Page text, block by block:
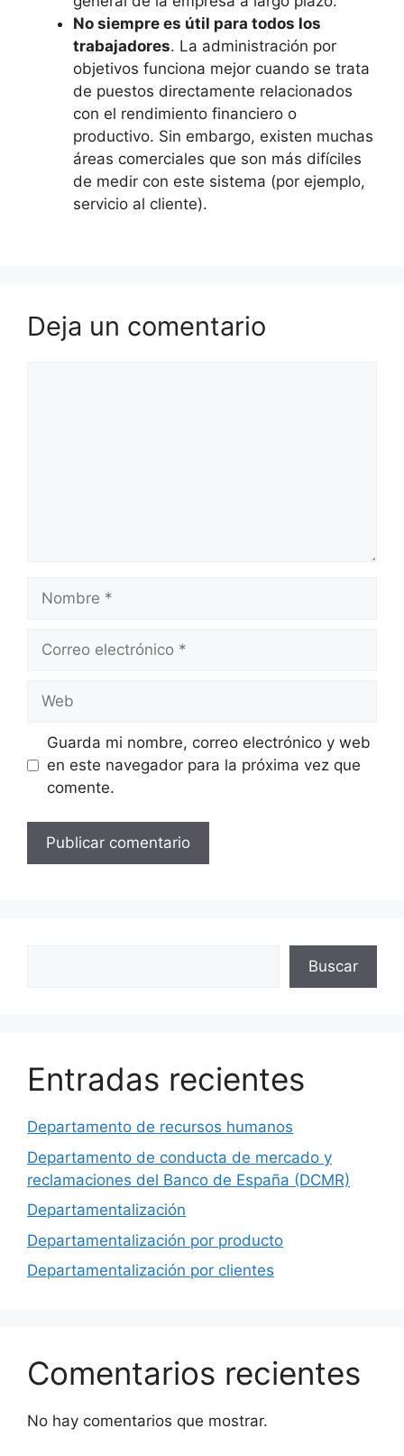
No siempre es útil para todos los
trabajadores. La administración por
objetivos funciona mejor cuando se trata
de puestos directamente relacionados
con el rendimiento financiero o
productivo. Sin embargo, existen muchas
áreas comerciales que son más difíciles
de medir con este sistema (por ejemplo,
servicio al cliente).
Deja un comentario
electrónico
Guarda mi nombre, correo electrónico y web
en este navegador para la próxima vez que
comente.
Buscar
Entradas recientes
Departamento de recursos humanos
Departamento de conducta de mercado y
reclamaciones del Banco de España (DCMR)
Departamentalización
Departamentalización por producto
Departamentalización por clientes
Comentarios recientes
No hay comentarios que mostrar.